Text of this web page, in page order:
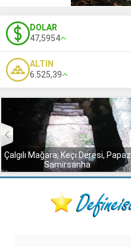
DOLAR
47,5954
ALTIN
6.525,39
Çalgılı Mağara, Keçi Deresi, Papaz
Samirsanha